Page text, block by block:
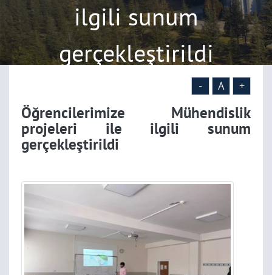
ilgili sunum
gerçekleştirildi
- A +
Öğrencilerimize Mühendislik
projeleri ile ilgili sunum
gerçekleştirildi